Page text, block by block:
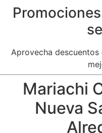
Aprovecha
Mariachi
Nueva